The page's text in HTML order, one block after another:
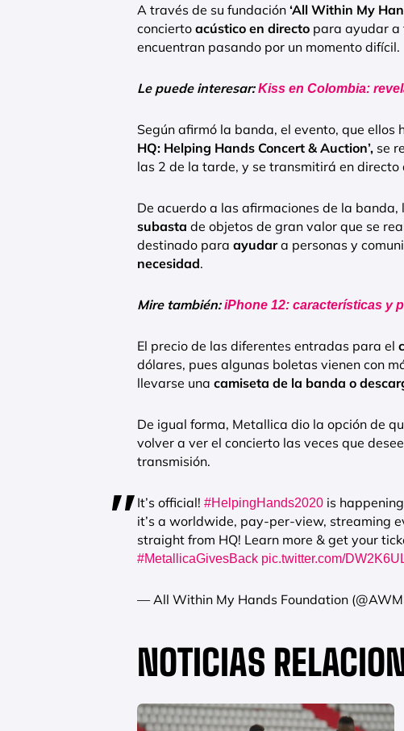
A través de su fundación ‘All Within My
concierto acústico en directo para ayudar a
encuentran pasando por un momento difícil.
Le puede interesar:Kiss en Colombia:
Según afirmó la banda, el evento, que ellos
HQ: Helping Hands Concert & Auction’, se
las 2 de la tarde, y se transmitirá en directo
De acuerdo a las afirmaciones de la banda,
subasta de objetos de gran valor que se
destinado para ayudara personas y
necesidad.
Mire también:iPhone 12: características y
El precio de las diferentes entradas para el
dólares, pues algunas boletas vienen con
llevarse una camiseta de la banda o
De igual forma, Metallica dio la opción de
volver a ver el concierto las veces que
transmisión.
It’s official! #HelpingHands2020 is
it’s a worldwide, pay-per-view, streaming
straight from HQ! Learn more & get your
#MetallicaGivesBack pic.twitter.com/
— All Within My Hands Foundation
NOTICIAS